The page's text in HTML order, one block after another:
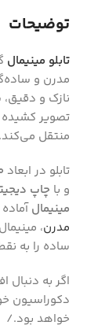
توضیحات
تابلو مینیمال
مدرن و
نازک و
تصویر کشیده
منتقل می‌کند.
تابلو در ابعاد
و با چاپ
مینیمال
مدرن،
ساده را به
اگر به
دکوراسیون
خواهد بود./